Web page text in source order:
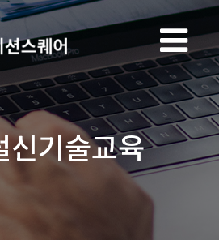
신기술교육